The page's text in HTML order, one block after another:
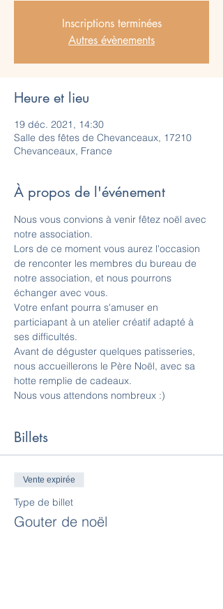
Inscriptions terminées
Autres évènements
Heure et lieu
19 déc. 2021, 14:30
Salle des fêtes de Chevanceaux, 17210
Chevanceaux, France
À propos de l'événement
Nous vous convions à venir fêtez noël avec
notre association.
Lors de ce moment vous aurez l'occasion
de renconter les membres du bureau de
notre association, et nous pourrons
échanger avec vous.
Votre enfant pourra s'amuser en
particiapant à un atelier créatif adapté à
ses difficultés.
Avant de déguster quelques patisseries,
nous accueillerons le Père Noël, avec sa
hotte remplie de cadeaux.
Nous vous attendons nombreux :)
Billets
Vente expirée
Type de billet
Gouter de noël